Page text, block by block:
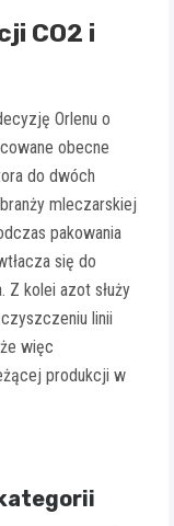
CO2 i
Orlenu o
obecne
do dwóch
mleczarskiej
pakowania
się do
Z kolei azot służy
linii
więc
produkcji w